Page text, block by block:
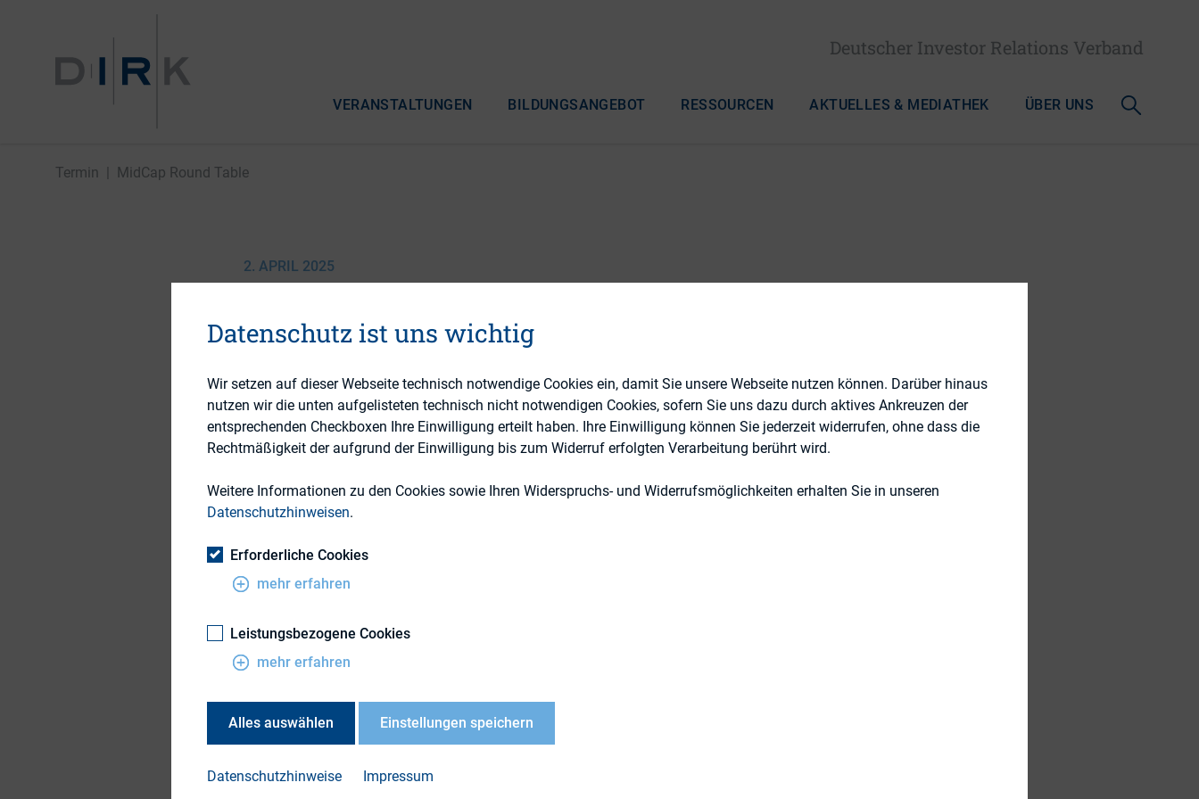
Deutscher Investor Relations Verband
VERANSTALTUNGEN BILDUNGSANGEBOT RESSOURCEN AKTUELLES & MEDIATHEK ÜBER UNS
Termin MidCap Round Table
2. APRIL 2025
DIRK
Beginn:
2. April 2025
Ende:
2. April 2025
Veranstalter:
Veranstalter E-Mail:
Veranstaltungsort:
Der nächste MidCap Round Table findet am 02. April 2025 von 11-12 Uhr per MS Teams
Datenschutz ist uns wichtig
Wir setzen auf dieser Webseite technisch notwendige Cookies ein, damit Sie unsere Webseite nutzen können. Darüber hinaus
nutzen wir die unten aufgelisteten technisch nicht notwendigen Cookies, sofern Sie uns dazu durch aktives Ankreuzen der
entsprechenden Checkboxen Ihre Einwilligung erteilt haben. Ihre Einwilligung können Sie jederzeit widerrufen, ohne dass die
Rechtmäßigkeit der aufgrund der Einwilligung bis zum Widerruf erfolgten Verarbeitung berührt wird.
Weitere Informationen zu den Cookies sowie Ihren Widerspruchs- und Widerrufsmöglichkeiten erhalten Sie in unseren
Datenschutzhinweisen.
Erforderliche Cookies
mehr erfahren
Leistungsbezogene Cookies
mehr erfahren
Alles auswählen Einstellungen speichern
Datenschutzhinweise Impressum